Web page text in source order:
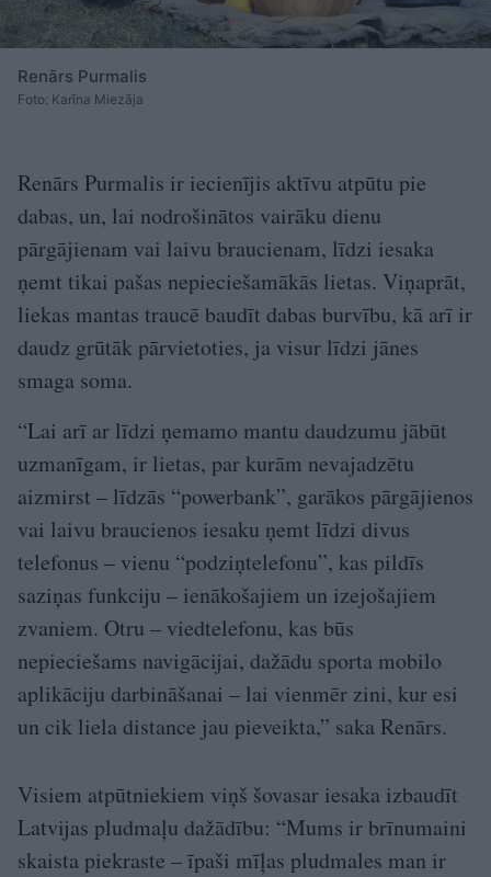
Renārs Purmalis
Foto: Karīna Miezāja
Renārs Purmalis ir iecienījis aktīvu atpūtu pie
dabas, un, lai nodrošinātos vairāku dienu
pārgājienam vai laivu braucienam, līdzi iesaka
ņemt tikai pašas nepieciešamākās lietas. Viņaprāt,
liekas mantas traucē baudīt dabas burvību, kā arī ir
daudz grūtāk pārvietoties, ja visur līdzi jānes
smaga soma.
“Lai arī ar līdzi ņemamo mantu daudzumu jābūt
uzmanīgam, ir lietas, par kurām nevajadzētu
aizmirst – līdzās “powerbank”, garākos pārgājienos
vai laivu braucienos iesaku ņemt līdzi divus
telefonus – vienu “podziņtelefonu”, kas pildīs
saziņas funkciju – ienākošajiem un izejošajiem
zvaniem. Otru – viedtelefonu, kas būs
nepieciešams navigācijai, dažādu sporta mobilo
aplikāciju darbināšanai – lai vienmēr zini, kur esi
un cik liela distance jau pieveikta,” saka Renārs.
Visiem atpūtniekiem viņš šovasar iesaka izbaudīt
Latvijas pludmaļu dažādību: “Mums ir brīnumaini
skaista piekraste – īpaši mīļas pludmales man ir